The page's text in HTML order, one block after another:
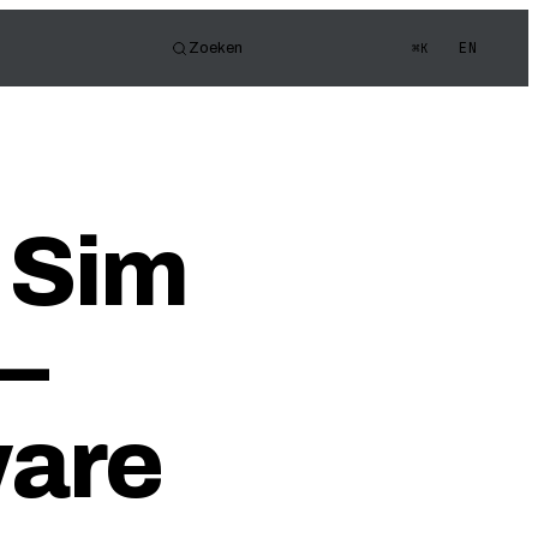
Zoeken ⌘K EN